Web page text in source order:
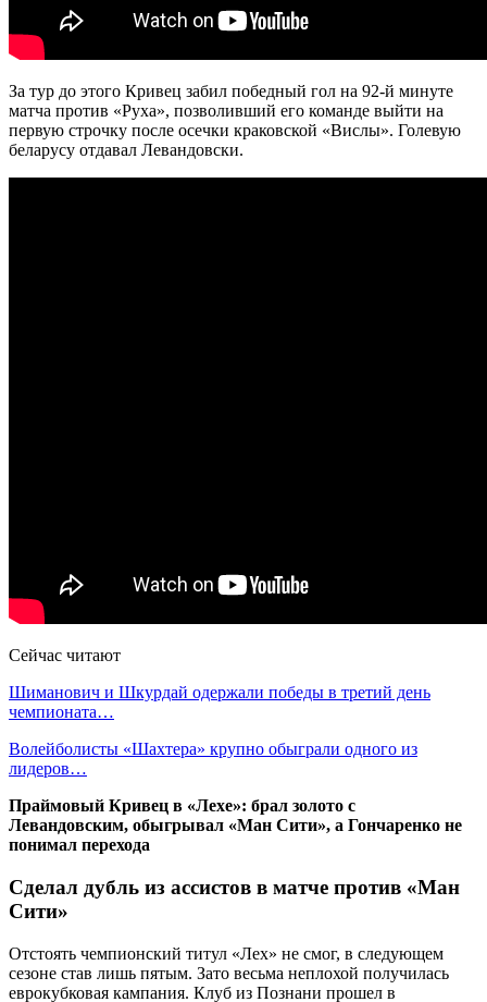
За тур до этого Кривец забил победный гол на 92-й минуте
матча против «Руха», позволивший его команде выйти на
первую строчку после осечки краковской «Вислы». Голевую
беларусу отдавал Левандовски.
Сейчас читают
Шиманович и Шкурдай одержали победы в третий день
чемпионата…
Волейболисты «Шахтера» крупно обыграли одного из
лидеров…
Праймовый Кривец в «Лехе»: брал золото с
Левандовским, обыгрывал «Ман Сити», а Гончаренко не
понимал перехода
Сделал дубль из ассистов в матче против «Ман
Сити»
Отстоять чемпионский титул «Лех» не смог, в следующем
сезоне став лишь пятым. Зато весьма неплохой получилась
еврокубковая кампания. Клуб из Познани прошел в